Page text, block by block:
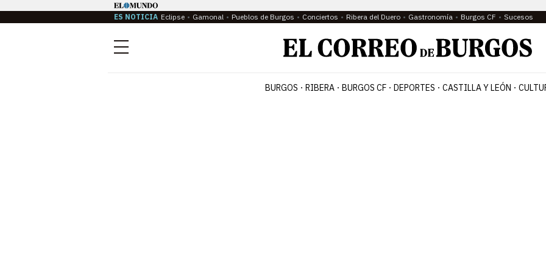
ES NOTICIA Eclipse Gamonal Pueblos de Burgos Conciertos Ribera del Duero Gastronomía Burgos CF Sucesos
Menú
BURGOS RIBERA BURGOS CF DEPORTES CASTILLA Y LEÓN